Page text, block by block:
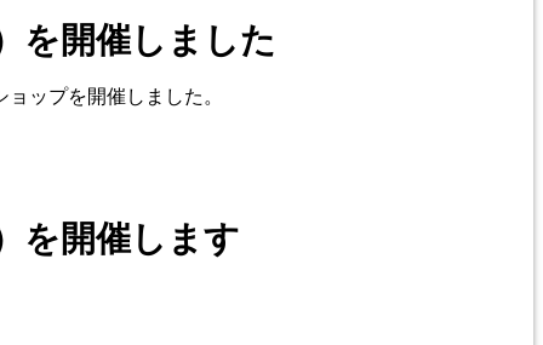
を開催しました
ップを開催しました。
を開催します